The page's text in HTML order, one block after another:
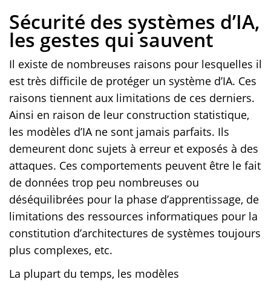
Sécurité des systèmes d’IA,
les gestes qui sauvent
Il existe de nombreuses raisons pour lesquelles il
est très difficile de protéger un système d’IA. Ces
raisons tiennent aux limitations de ces derniers.
Ainsi en raison de leur construction statistique,
les modèles d’IA ne sont jamais parfaits. Ils
demeurent donc sujets à erreur et exposés à des
attaques. Ces comportements peuvent être le fait
de données trop peu nombreuses ou
déséquilibrées pour la phase d’apprentissage, de
limitations des ressources informatiques pour la
constitution d’architectures de systèmes toujours
plus complexes, etc.
La plupart du temps, les modèles